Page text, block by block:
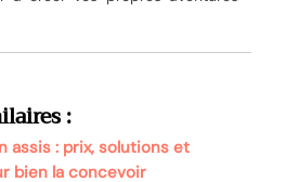
:
assis : prix, solutions et
bien la concevoir